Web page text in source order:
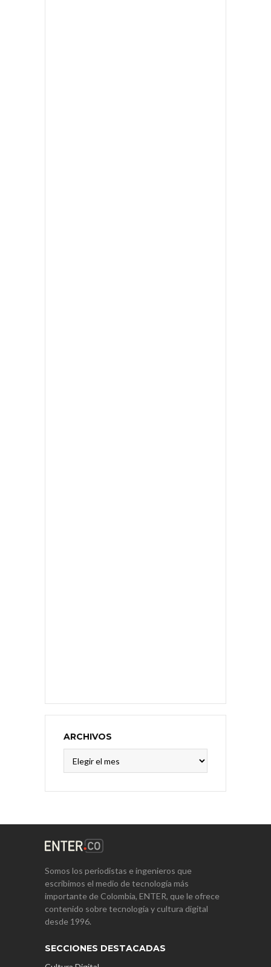
ARCHIVOS
Somos los periodistas e ingenieros que
escribimos el medio de tecnología más
importante de Colombia, ENTER, que le ofrece
contenido sobre tecnología y cultura digital
desde 1996.
SECCIONES DESTACADAS